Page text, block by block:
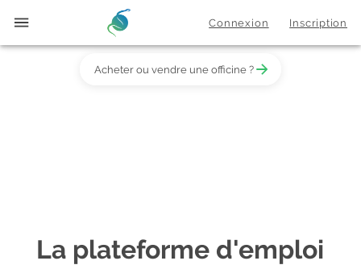
Connexion Inscription
Acheter ou vendre une officine ?
La plateforme d'emploi